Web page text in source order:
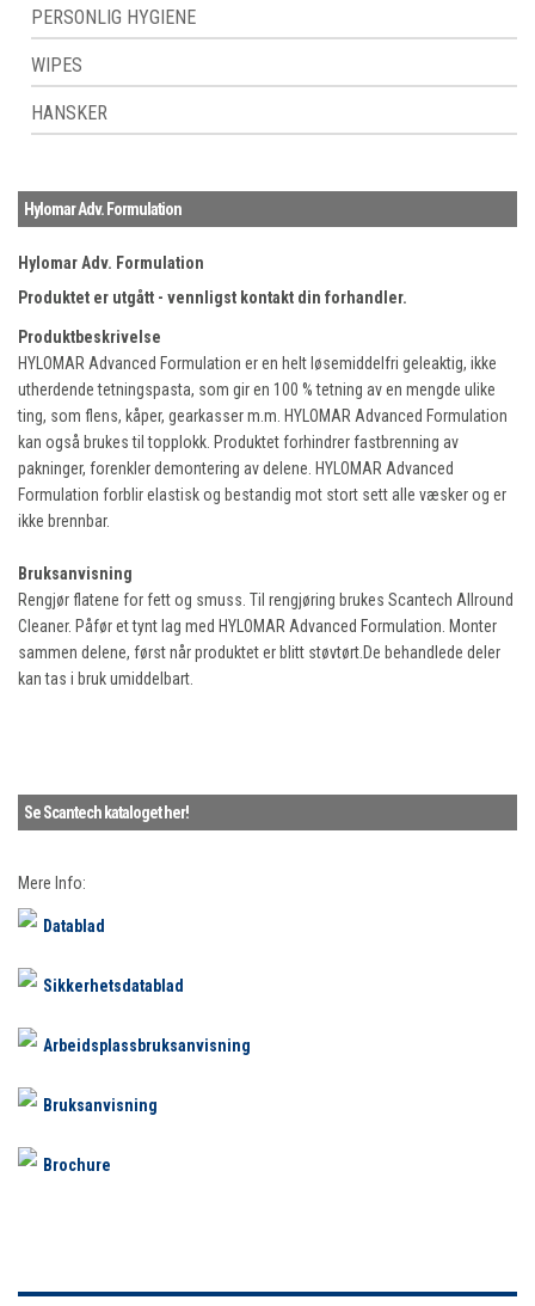
PERSONLIG HYGIENE
WIPES
HANSKER
Hylomar Adv. Formulation
Hylomar Adv. Formulation
Produktet er utgått - vennligst kontakt din forhandler.
Produktbeskrivelse
HYLOMAR Advanced Formulation er en helt løsemiddelfri geleaktig, ikke
utherdende tetningspasta, som gir en 100 % tetning av en mengde ulike
ting, som flens, kåper, gearkasser m.m. HYLOMAR Advanced Formulation
kan også brukes til topplokk. Produktet forhindrer fastbrenning av
pakninger, forenkler demontering av delene. HYLOMAR Advanced
Formulation forblir elastisk og bestandig mot stort sett alle væsker og er
ikke brennbar.
Bruksanvisning
Rengjør flatene for fett og smuss. Til rengjøring brukes Scantech Allround
Cleaner. Påfør et tynt lag med HYLOMAR Advanced Formulation. Monter
sammen delene, først når produktet er blitt støvtørt.De behandlede deler
kan tas i bruk umiddelbart.
Se Scantech kataloget her!
Mere Info:
Datablad
Sikkerhetsdatablad
Arbeidsplassbruksanvisning
Bruksanvisning
Brochure